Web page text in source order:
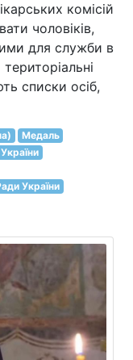
комісій
чоловіків,
для служби в
списки осіб,
Медаль
України